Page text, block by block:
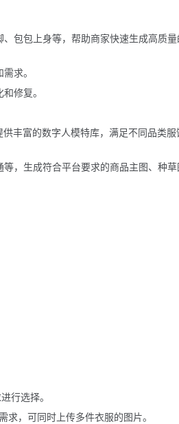
包包上身等，帮助商家快速生成高质
求。
修复。
丰富的数字人模特库，满足不同品类服
，生成符合平台要求的商品主图、种草
行选择。
，可同时上传多件衣服的图片。